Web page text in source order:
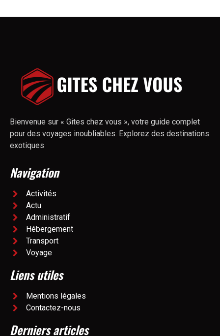
Bienvenue sur « Gites chez vous », votre guide complet
pour des voyages inoubliables. Explorez des destinations
exotiques
Navigation
Activités
Actu
Administratif
Hébergement
Transport
Voyage
Liens utiles
Mentions légales
Contactez-nous
Derniers articles